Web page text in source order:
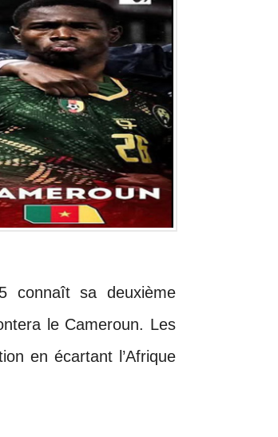
connaît sa deuxième
le Cameroun. Les
en écartant l’Afrique